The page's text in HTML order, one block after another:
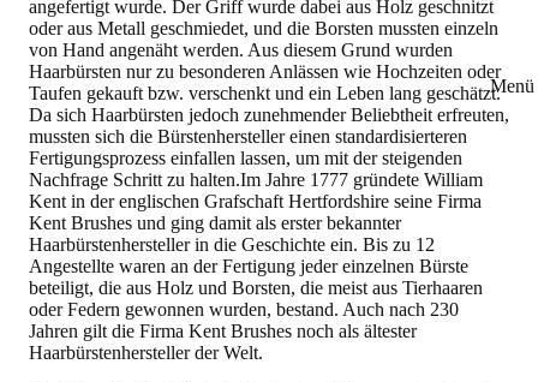
Menü
angefertigt wurde. Der Griff wurde dabei aus Holz geschnitzt
oder aus Metall geschmiedet, und die Borsten mussten einzeln
von Hand angenäht werden. Aus diesem Grund wurden
Haarbürsten nur zu besonderen Anlässen wie Hochzeiten oder
Taufen gekauft bzw. verschenkt und ein Leben lang geschätzt.
Da sich Haarbürsten jedoch zunehmender Beliebtheit erfreuten,
mussten sich die Bürstenhersteller einen standardisierteren
Fertigungsprozess einfallen lassen, um mit der steigenden
Nachfrage Schritt zu halten.Im Jahre 1777 gründete William
Kent in der englischen Grafschaft Hertfordshire seine Firma
Kent Brushes und ging damit als erster bekannter
Haarbürstenhersteller in die Geschichte ein. Bis zu 12
Angestellte waren an der Fertigung jeder einzelnen Bürste
beteiligt, die aus Holz und Borsten, die meist aus Tierhaaren
oder Federn gewonnen wurden, bestand. Auch nach 230
Jahren gilt die Firma Kent Brushes noch als ältester
Haarbürstenhersteller der Welt.